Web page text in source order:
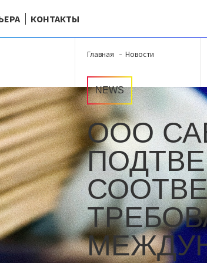
КОНТАКТЫ
Главная Новости
NEWS
ООО